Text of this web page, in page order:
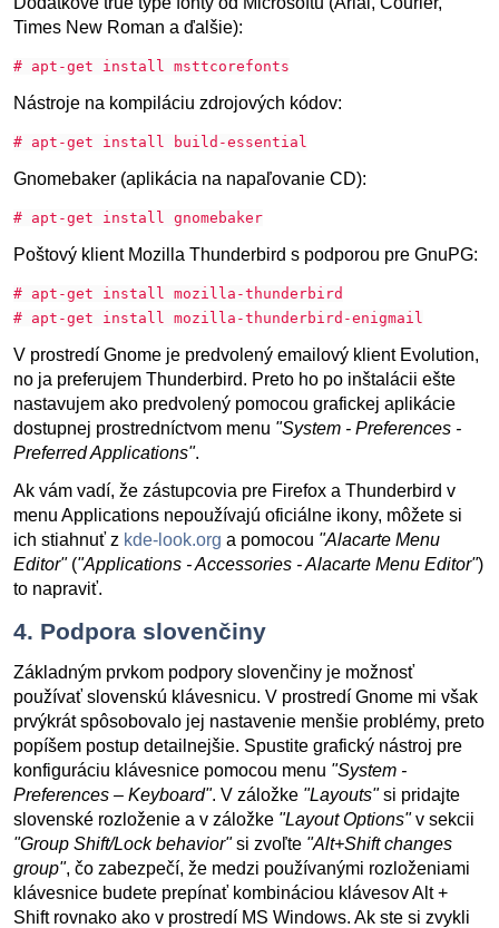
Times New Roman a ďalšie):
# apt-get install msttcorefonts
Nástroje na kompiláciu zdrojových kódov:
# apt-get install build-essential
Gnomebaker (aplikácia na napaľovanie CD):
# apt-get install gnomebaker
Poštový klient Mozilla Thunderbird s podporou pre GnuPG:
# apt-get install mozilla-thunderbird
# apt-get install mozilla-thunderbird-enigmail
V prostredí Gnome je predvolený emailový klient Evolution,
no ja preferujem Thunderbird. Preto ho po inštalácii ešte
nastavujem ako predvolený pomocou grafickej aplikácie
dostupnej prostredníctvom menu "System - Preferences -
Preferred Applications".
Ak vám vadí, že zástupcovia pre Firefox a Thunderbird v
menu Applications nepoužívajú oficiálne ikony, môžete si
ich stiahnuť z kde-look.org a pomocou "Alacarte Menu
Editor"("Applications - Accessories - Alacarte Menu Editor")
to napraviť.
4. Podpora slovenčiny
Základným prvkom podpory slovenčiny je možnosť
používať slovenskú klávesnicu. V prostredí Gnome mi však
prvýkrát spôsobovalo jej nastavenie menšie problémy, preto
popíšem postup detailnejšie. Spustite grafický nástroj pre
konfiguráciu klávesnice pomocou menu "System -
Preferences – Keyboard". V záložke "Layouts"si pridajte
slovenské rozloženie a v záložke "Layout Options"v sekcii
"Group Shift/Lock behavior"si zvoľte "Alt+Shift changes
group", čo zabezpečí, že medzi používanými rozloženiami
klávesnice budete prepínať kombináciou klávesovAlt+
Shiftrovnako ako v prostredí MS Windows. Ak ste si zvykli